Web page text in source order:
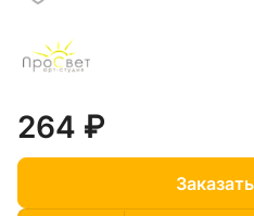
264 ₽
Заказать